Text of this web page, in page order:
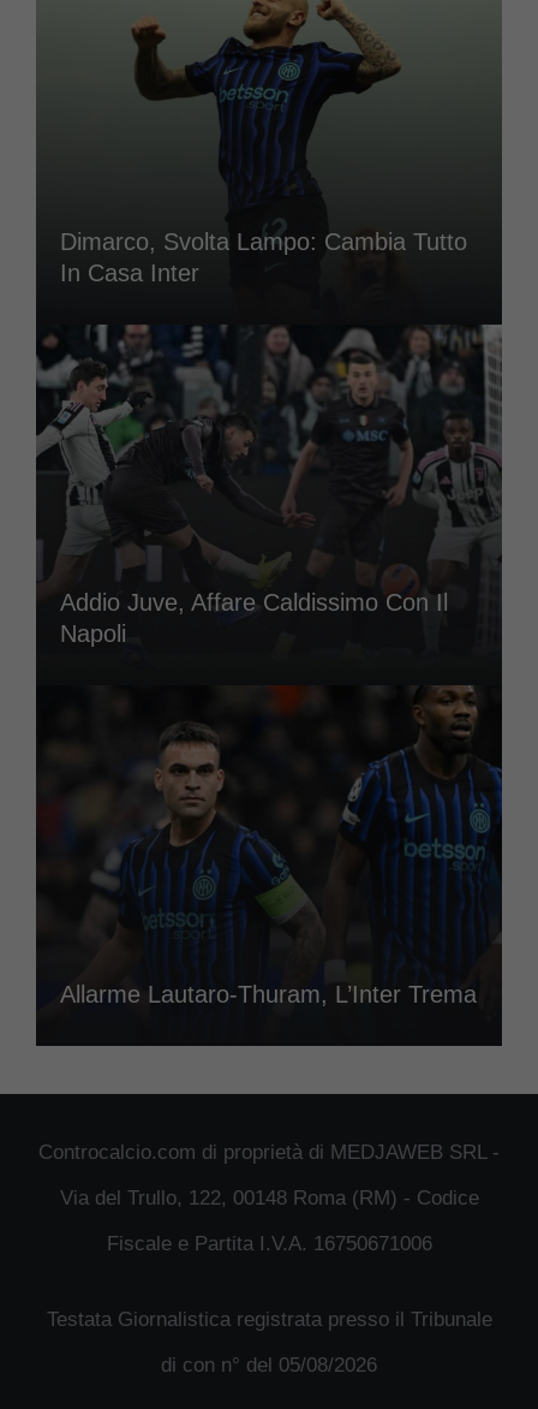
Dimarco, Svolta Lampo: Cambia Tutto
In Casa Inter
Addio Juve, Affare Caldissimo Con Il
Napoli
Allarme Lautaro-Thuram, L’Inter Trema
Controcalcio.com di proprietà di MEDJAWEB SRL -
Via del Trullo, 122, 00148 Roma (RM) - Codice
Fiscale e Partita I.V.A. 16750671006
Testata Giornalistica registrata presso il Tribunale
di con n° del 05/08/2026